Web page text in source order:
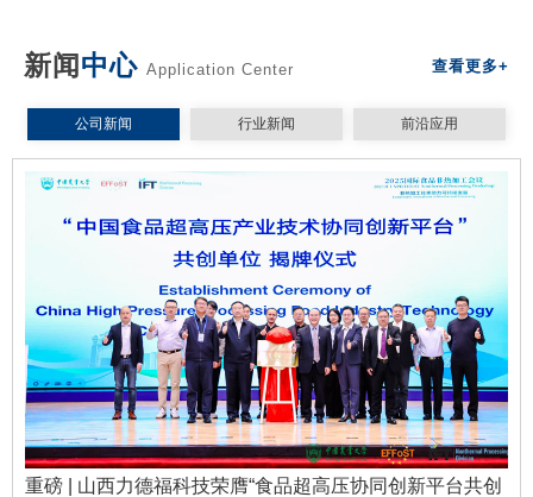
新闻中心 Application Center 查看更多+
公司新闻 行业新闻 前沿应用
重磅 | 山西力德福科技荣膺“食品超高压协同创新平台共创